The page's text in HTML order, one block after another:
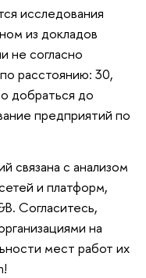
исследования
из докладов
не согласно
расстоянию: 30,
добраться до
предприятий по
связана с анализом
и платформ,
Согласитесь,
на
мест работ их